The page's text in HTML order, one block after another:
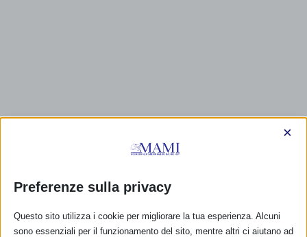
Preferenze sulla privacy
×
Questo sito utilizza i cookie per migliorare la tua esperienza. Alcuni
sono essenziali per il funzionamento del sito, mentre altri ci aiutano ad